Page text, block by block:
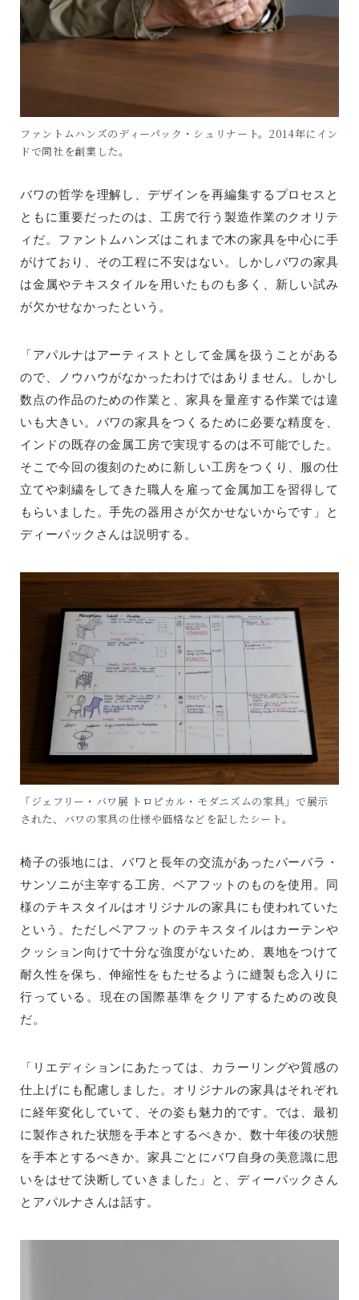
ファントムハンズのディーパック・シュリナート。2014年にイン
ドで同社を創業した。
バワの哲学を理解し、デザインを再編集するプロセスと
ともに重要だったのは、工房で行う製造作業のクオリテ
ィだ。ファントムハンズはこれまで木の家具を中心に手
がけており、その工程に不安はない。しかしバワの家具
は金属やテキスタイルを用いたものも多く、新しい試み
が欠かせなかったという。
「アパルナはアーティストとして金属を扱うことがある
ので、ノウハウがなかったわけではありません。しかし
数点の作品のための作業と、家具を量産する作業では違
いも大きい。バワの家具をつくるために必要な精度を、
インドの既存の金属工房で実現するのは不可能でした。
そこで今回の復刻のために新しい工房をつくり、服の仕
立てや刺繍をしてきた職人を雇って金属加工を習得して
もらいました。手先の器用さが欠かせないからです」と
ディーパックさんは説明する。
「ジェフリー・バワ展 トロピカル・モダニズムの家具」で展示
された、バワの家具の仕様や価格などを記したシート。
椅子の張地には、バワと長年の交流があったバーバラ・
サンソニが主宰する工房、ベアフットのものを使用。同
様のテキスタイルはオリジナルの家具にも使われていた
という。ただしベアフットのテキスタイルはカーテンや
クッション向けで十分な強度がないため、裏地をつけて
耐久性を保ち、伸縮性をもたせるように縫製も念入りに
行っている。現在の国際基準をクリアするための改良
だ。
「リエディションにあたっては、カラーリングや質感の
仕上げにも配慮しました。オリジナルの家具はそれぞれ
に経年変化していて、その姿も魅力的です。では、最初
に製作された状態を手本とするべきか、数十年後の状態
を手本とするべきか。家具ごとにバワ自身の美意識に思
いをはせて決断していきました」と、ディーパックさん
とアパルナさんは話す。